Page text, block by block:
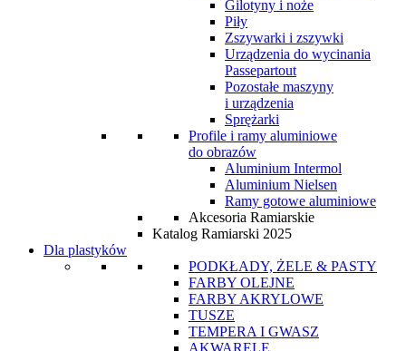
Gilotyny i noże
Piły
Zszywarki i zszywki
Urządzenia do wycinania
Passepartout
Pozostałe maszyny
i urządzenia
Sprężarki
Profile i ramy aluminiowe
do obrazów
Aluminium Intermol
Aluminium Nielsen
Ramy gotowe aluminiowe
Akcesoria Ramiarskie
Katalog Ramiarski 2025
Dla plastyków
PODKŁADY, ŻELE & PASTY
FARBY OLEJNE
FARBY AKRYLOWE
TUSZE
TEMPERA I GWASZ
AKWARELE